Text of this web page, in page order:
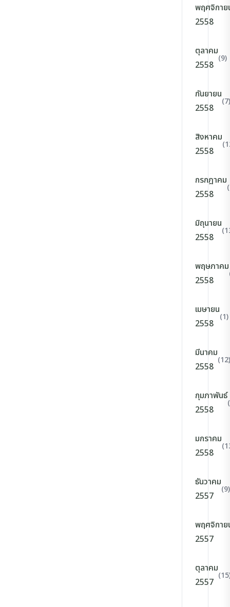
พฤศจิกาย
2558
ตุลาคม
2558
(9)
กันยายน
2558
(7)
สิงหาคม
2558
กรกฎาคม
2558
มิถุนายน
2558
พฤษภาคม
2558
เมษายน
2558
(1)
มีนาคม
2558
(12)
กุมภาพันธ์
2558
มกราคม
2558
ธันวาคม
2557
(9)
พฤศจิกาย
2557
ตุลาคม
2557